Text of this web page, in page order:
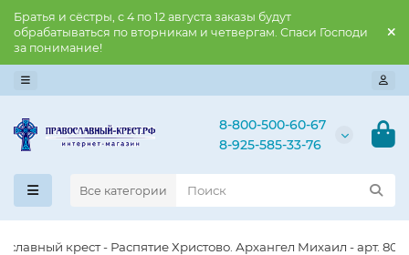
Братья и сёстры, с 4 по 12 августа заказы будут
обрабатываться по вторникам и четвергам. Спаси Господи
за понимание!
8-800-500-60-67
8-925-585-33-76
Все категории
крест - Распятие Христово. Архангел Михаил - арт. 8051